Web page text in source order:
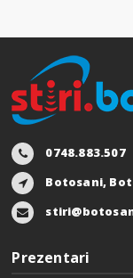
0748.883.507
Botosani,
Prezentari